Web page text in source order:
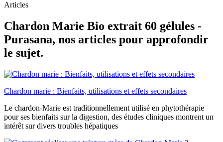
Articles
Chardon Marie Bio extrait 60 gélules -
Purasana, nos articles pour approfondir
le sujet.
Chardon marie : Bienfaits, utilisations et effets secondaires
Le chardon-Marie est traditionnellement utilisé en phytothérapie
pour ses bienfaits sur la digestion, des études cliniques montrent un
intérêt sur divers troubles hépatiques